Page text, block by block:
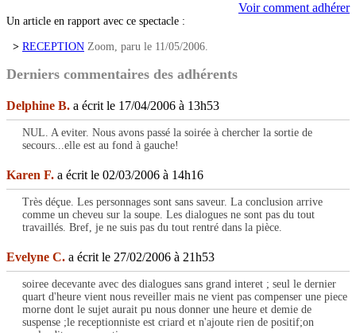
Voir comment adhérer
Un article en rapport avec ce spectacle :
> RECEPTION Zoom, paru le 11/05/2006.
Derniers commentaires des adhérents
Delphine B. a écrit le 17/04/2006 à 13h53
NUL. A eviter. Nous avons passé la soirée à chercher la sortie de
secours...elle est au fond à gauche!
Karen F. a écrit le 02/03/2006 à 14h16
Très déçue. Les personnages sont sans saveur. La conclusion arrive
comme un cheveu sur la soupe. Les dialogues ne sont pas du tout
travaillés. Bref, je ne suis pas du tout rentré dans la pièce.
Evelyne C. a écrit le 27/02/2006 à 21h53
soiree decevante avec des dialogues sans grand interet ; seul le dernier
quart d'heure vient nous reveiller mais ne vient pas compenser une piece
morne dont le sujet aurait pu nous donner une heure et demie de
suspense ;le receptionniste est criard et n'ajoute rien de positif;on